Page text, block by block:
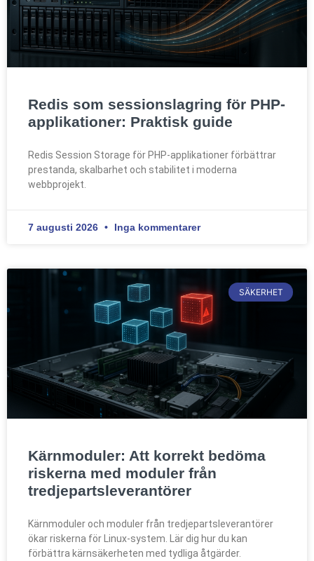
Redis som sessionslagring för PHP-
applikationer: Praktisk guide
Redis Session Storage för PHP-applikationer förbättrar
prestanda, skalbarhet och stabilitet i moderna
webbprojekt.
7 augusti 2026 Inga kommentarer
SÄKERHET
Kärnmoduler: Att korrekt bedöma
riskerna med moduler från
tredjepartsleverantörer
Kärnmoduler och moduler från tredjepartsleverantörer
ökar riskerna för Linux-system. Lär dig hur du kan
förbättra kärnsäkerheten med tydliga åtgärder.